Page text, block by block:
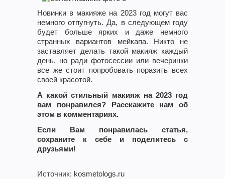
Новинки в макияже на 2023 год могут вас
немного отпугнуть. Да, в следующем году
будет больше ярких и даже немного
странных вариантов мейкапа. Никто не
заставляет делать такой макияж каждый
день, но ради фотосессии или вечеринки
все же стоит попробовать поразить всех
своей красотой.
А какой стильный макияж на 2023 год
вам понравился? Расскажите нам об
этом в комментариях.
Если Вам понравилась статья,
сохраните к себе и поделитесь с
друзьями!
Источник: kosmetologs.ru